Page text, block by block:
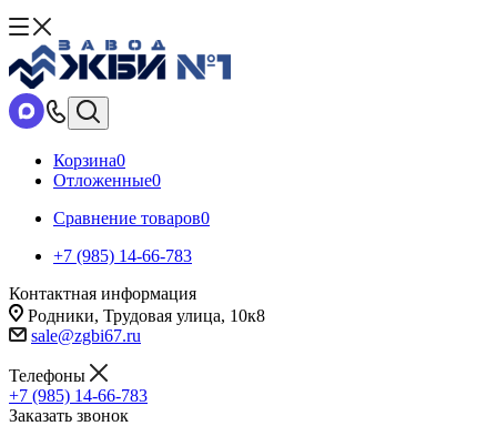
Корзина0
Отложенные0
Сравнение товаров0
+7 (985) 14-66-783
Контактная информация
Родники, Трудовая улица, 10к8
sale@zgbi67.ru
Телефоны
+7 (985) 14-66-783
Заказать звонок